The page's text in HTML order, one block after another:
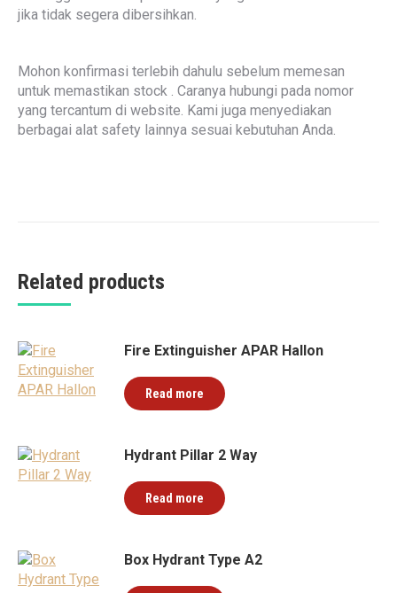
jika tidak segera dibersihkan.
Mohon konfirmasi terlebih dahulu sebelum memesan
untuk memastikan stock . Caranya hubungi pada nomor
yang tercantum di website. Kami juga menyediakan
berbagai alat safety lainnya sesuai kebutuhan Anda.
Related products
Fire Extinguisher APAR Hallon
Read more
Hydrant Pillar 2 Way
Read more
Box Hydrant Type A2